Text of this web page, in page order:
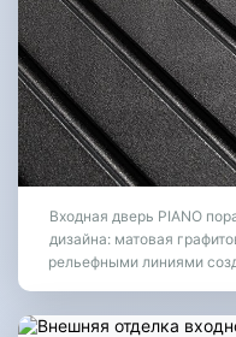
Входная дверь PIANO
дизайна: матовая
рельефными линиями